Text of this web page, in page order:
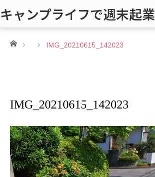
キャンプライフで週末起業
ホーム IMG_20210615_142023
IMG_20210615_142023